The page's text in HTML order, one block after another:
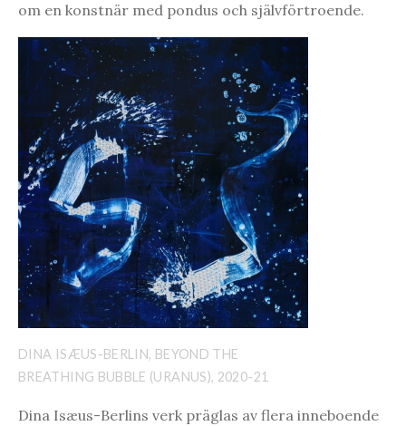
om en konstnär med pondus och självförtroende.
DINA ISÆUS-BERLIN, BEYOND THE
BREATHING BUBBLE (URANUS), 2020-21
Dina Isæus-Berlins verk präglas av flera inneboende